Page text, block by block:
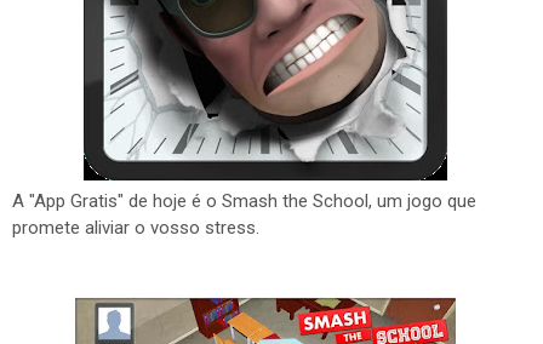
A "App Gratis" de hoje é o Smash the School, um jogo que
promete aliviar o vosso stress.